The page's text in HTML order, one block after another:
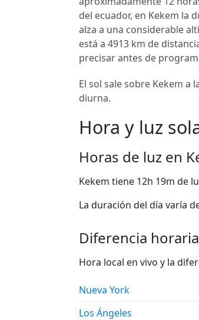
del ecuador, en Kekem la
alza a una considerable
está a 4913 km de
precisar antes de
El sol sale sobre Kekem a
diurna.
Hora y luz
Horas de luz en
Kekem tiene 12h 19m de
La duración del día varía
Diferencia
Hora local en vivo y la
Nueva York
Los Ángeles